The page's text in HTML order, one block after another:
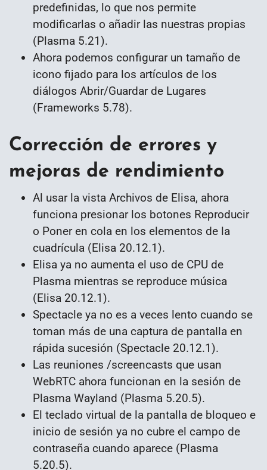
predefinidas, lo que nos permite
modificarlas o añadir las nuestras propias
(Plasma 5.21).
Ahora podemos configurar un tamaño de
icono fijado para los artículos de los
diálogos Abrir/Guardar de Lugares
(Frameworks 5.78).
Corrección de errores y
mejoras de rendimiento
Al usar la vista Archivos de Elisa, ahora
funciona presionar los botones Reproducir
o Poner en cola en los elementos de la
cuadrícula (Elisa 20.12.1).
Elisa ya no aumenta el uso de CPU de
Plasma mientras se reproduce música
(Elisa 20.12.1).
Spectacle ya no es a veces lento cuando se
toman más de una captura de pantalla en
rápida sucesión (Spectacle 20.12.1).
Las reuniones /screencasts que usan
WebRTC ahora funcionan en la sesión de
Plasma Wayland (Plasma 5.20.5).
El teclado virtual de la pantalla de bloqueo e
inicio de sesión ya no cubre el campo de
contraseña cuando aparece (Plasma
5.20.5).